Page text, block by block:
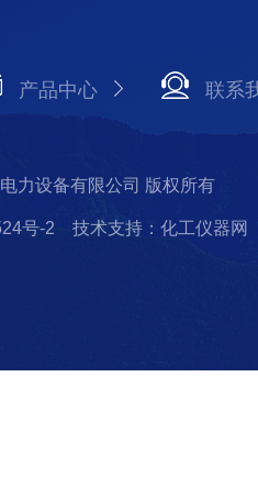
产品中心 联系
力设备有限公司 版权所有
号-2
技术支持：化工仪器网